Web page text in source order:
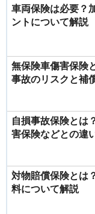
車両保険は必要？
ントについて解説
無保険車傷害保険
事故のリスクと補
自損事故保険とは
害保険などとの違
対物賠償保険とは
料について解説